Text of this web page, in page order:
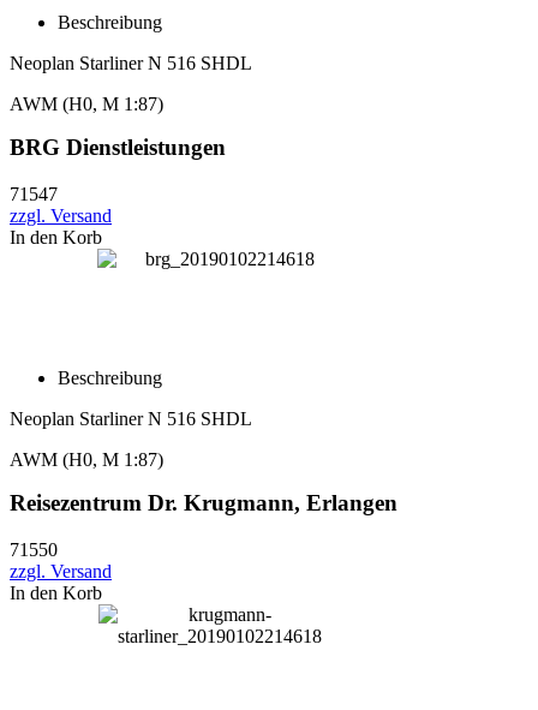
Beschreibung
Neoplan Starliner N 516 SHDL
AWM (H0, M 1:87)
BRG Dienstleistungen
71547
zzgl. Versand
In den Korb
Beschreibung
Neoplan Starliner N 516 SHDL
AWM (H0, M 1:87)
Reisezentrum Dr. Krugmann, Erlangen
71550
zzgl. Versand
In den Korb